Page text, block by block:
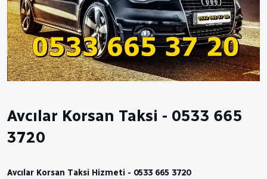
Avcılar Korsan Taksi - 0533 665
3720
Avcılar Korsan Taksi Hizmeti - 0533 665 3720